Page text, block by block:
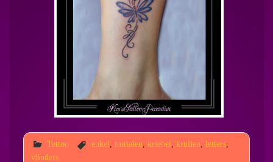
Tattoo enkel initialen kriebel krullen letters,
vlinders